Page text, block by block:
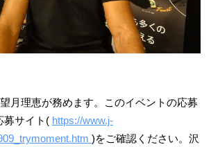
月理恵が務めます。このイベントの応募
募サイト( https://www.j-
)をご確認ください。沢